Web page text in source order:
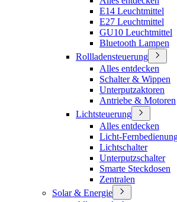
E14 Leuchtmittel
E27 Leuchtmittel
GU10 Leuchtmittel
Bluetooth Lampen
Rollladensteuerung
Alles entdecken
Schalter & Wippen
Unterputzaktoren
Antriebe & Motoren
Lichtsteuerung
Alles entdecken
Licht-
Lichtschalter
Unterputzschalter
Smarte Steckdosen
Zentralen
Solar & Energie